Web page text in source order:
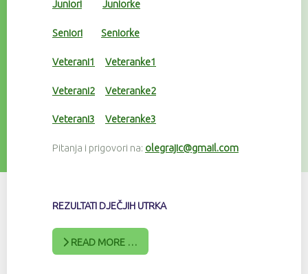
Juniori Juniorke
Seniori Seniorke
Veterani1 Veteranke1
Veterani2 Veteranke2
Veterani3 Veteranke3
Pitanja i prigovori na: olegrajic@gmail.com
REZULTATI DJEČJIH UTRKA
READ MORE …